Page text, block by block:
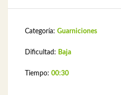
Categoría: Guarniciones
Dificultad: Baja
Tiempo: 00:30